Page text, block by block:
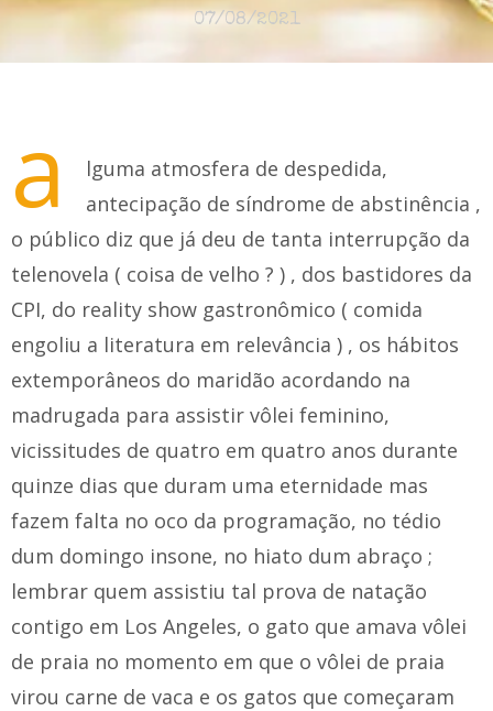
07/08/2021
a
lguma atmosfera de despedida,
antecipação de síndrome de abstinência ,
o público diz que já deu de tanta interrupção da
telenovela ( coisa de velho ? ) , dos bastidores da
CPI, do reality show gastronômico ( comida
engoliu a literatura em relevância ) , os hábitos
extemporâneos do maridão acordando na
madrugada para assistir vôlei feminino,
vicissitudes de quatro em quatro anos durante
quinze dias que duram uma eternidade mas
fazem falta no oco da programação, no tédio
dum domingo insone, no hiato dum abraço ;
lembrar quem assistiu tal prova de natação
contigo em Los Angeles, o gato que amava vôlei
de praia no momento em que o vôlei de praia
virou carne de vaca e os gatos que começaram